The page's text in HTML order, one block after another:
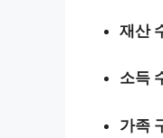
재산
소득
가족